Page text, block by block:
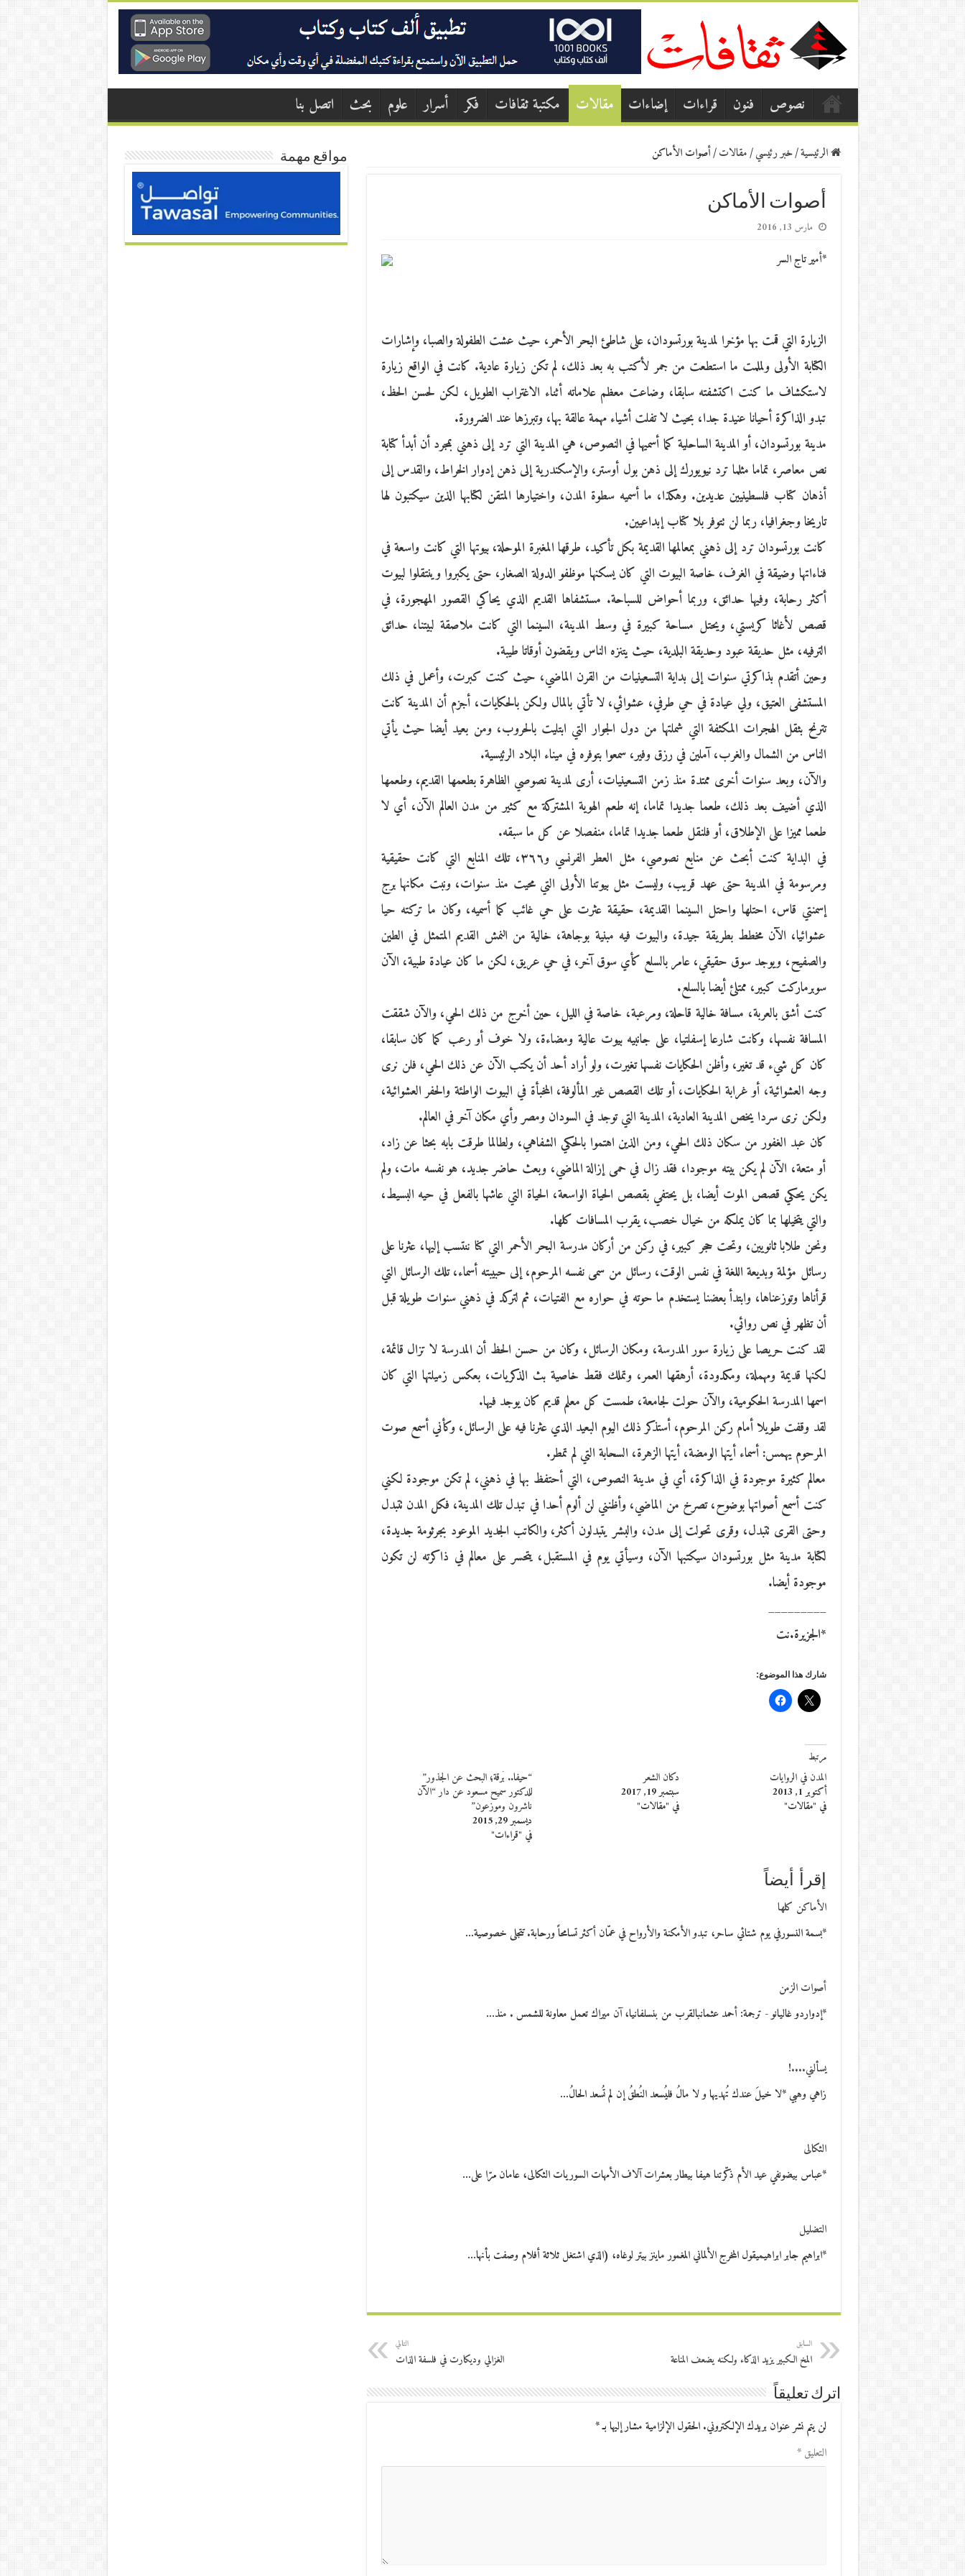
نصوص فنون قراءات إضاءات مقالات مكتبة ثقافات فكر أسرار علوم بحث اتصل بنا
الرئيسية/خبر رئيسي/مقالات/أصوات الأماكن
أصوات الأماكن
مارس 13, 2016
*أمير تاج السر
الزيارة التي قمت بها مؤخرا لمدينة بورتسودان، على شاطئ البحر الأحمر، حيث عشت الطفولة والصبا، وإشارات
الكتابة الأولى ولملمت ما استطعت من جمر لأكتب به بعد ذلك، لم تكن زيارة عادية. كانت في الواقع زيارة
لاستكشاف ما كنت اكتشفته سابقا، وضاعت معظم علاماته أثناء الاغتراب الطويل، لكن لحسن الحظ،
تبدو الذاكرة أحيانا عنيدة جدا، بحيث لا تفلت أشياء مهمة عالقة بها، وتبرزها عند الضرورة.
مدينة بورتسودان، أو المدينة الساحلية كما أسميها في النصوص، هي المدينة التي ترد إلى ذهني بمجرد أن أبدأ كتابة
نص معاصر، تماما مثلما ترد نيويورك إلى ذهن بول أوستر، والإسكندرية إلى ذهن إدوار الخراط، والقدس إلى
أذهان كتاب فلسطينيين عديدين. وهكذا، ما أسميه سطوة المدن، واختيارها المتقن لكتابها الذين سيكتبون لها
تاريخا وجغرافيا، ربما لن تتوفر بلا كتاب إبداعيين.
كانت بورتسودان ترد إلى ذهني بمعالمها القديمة بكل تأكيد، طرقها المغبرة الموحلة، بيوتها التي كانت واسعة في
فناءاتها وضيقة في الغرف، خاصة البيوت التي كان يسكنها موظفو الدولة الصغار، حتى يكبروا وينتقلوا لبيوت
أكثر رحابة، وفيها حدائق، وربما أحواض للسباحة. مستشفاها القديم الذي يحاكي القصور المهجورة، في
قصص لأغاثا كريستي، ويحتل مساحة كبيرة في وسط المدينة، السينما التي كانت ملاصقة لبيتنا، حدائق
الترفيه، مثل حديقة عبود وحديقة البلدية، حيث يتنزه الناس ويقضون أوقاتا طيبة.
وحين أتقدم بذاكرتي سنوات إلى بداية التسعينيات من القرن الماضي، حيث كنت كبرت، وأعمل في ذلك
المستشفى العتيق، ولي عيادة في حي طرفي، عشوائي، لا تأتي بالمال ولكن بالحكايات، أجزم أن المدينة كانت
تترنح بثقل الهجرات المكثفة التي شملتها من دول الجوار التي ابتليت بالحروب، ومن بعيد أيضا حيث يأتي
الناس من الشمال والغرب، آملين في رزق وفير، سمعوا بتوفره في ميناء البلاد الرئيسية.
والآن، وبعد سنوات أخرى ممتدة منذ زمن التسعينيات، أرى لمدينة نصوصي الظاهرة بطعمها القديم، وطعمها
الذي أضيف بعد ذلك، طعما جديدا تماما، إنه طعم الهوية المشتركة مع كثير من مدن العالم الآن، أي لا
طعما مميزا على الإطلاق، أو فلنقل طعما جديدا تماما، منفصلا عن كل ما سبقه.
في البداية كنت أبحث عن منابع نصوصي، مثل العطر الفرنسي و٣٦٦، تلك المنابع التي كانت حقيقية
ومرسومة في المدينة حتى عهد قريب، وليست مثل بيوتنا الأولى التي محيت منذ سنوات، ونبت مكانها برج
إسمنتي قاس، احتلها واحتل السينما القديمة، حقيقة عثرت على حي غائب كما أسميه، وكان ما تركته حيا
عشوائيا، الآن مخطط بطريقة جيدة، والبيوت فيه مبنية بوجاهة، خالية من النمش القديم المتمثل في الطين
والصفيح، ويوجد سوق حقيقي، عامر بالسلع كأي سوق آخر، في حي عريق، لكن ما كان عيادة طبية، الآن
سوبرماركت كبير، ممتلئ أيضا بالسلع.
كنت أشق بالعربة، مسافة خالية قاحلة، ومرعبة، خاصة في الليل، حين أخرج من ذلك الحي، والآن شققت
المسافة نفسها، وكانت شارعا إسفلتيا، على جانبيه بيوت عالية ومضاءة، ولا خوف أو رعب كما كان سابقا،
كان كل شيء قد تغير، وأظن الحكايات نفسها تغيرت، ولو أراد أحد أن يكتب الآن عن ذلك الحي، فلن نرى
وجه العشوائية، أو غرابة الحكايات، أو تلك القصص غير المألوفة، المخبأة في البيوت الواطئة والحفر العشوائية،
ولكن نرى سردا يخص المدينة العادية، المدينة التي توجد في السودان ومصر وأي مكان آخر في العالم.
كان عبد الغفور من سكان ذلك الحي، ومن الذين اهتموا بالحكي الشفاهي، ولطالما طرقت بابه بحثا عن زاد،
أو متعة، الآن لم يكن بيته موجودا، فقد زال في حمى إزالة الماضي، وبعث حاضر جديد، هو نفسه مات، ولم
يكن يحكي قصص الموت أيضا، بل يحتفي بقصص الحياة الواسعة، الحياة التي عاشها بالفعل في حيه البسيط،
والتي يتخيلها بما كان يملكه من خيال خصب، يقرب المسافات كلها.
ونحن طلابا ثانويين، وتحت حجر كبير، في ركن من أركان مدرسة البحر الأحمر التي كنا ننتسب إليها، عثرنا على
رسائل مؤلمة وبديعة اللغة في نفس الوقت، رسائل من سمى نفسه المرحوم، إلى حبيبته أسماء، تلك الرسائل التي
قرأناها وتوزعناها، وابتدأ بعضنا يستخدم ما حوته في حواره مع الفتيات، ثم لتركد في ذهني سنوات طويلة قبل
أن تظهر في نص روائي.
لقد كنت حريصا على زيارة سور المدرسة، ومكان الرسائل، وكان من حسن الحظ أن المدرسة لا تزال قائمة،
لكنها قديمة ومهملة، ومكدودة، أرهقها العمر، وتملك فقط خاصية بث الذكريات، بعكس زميلتها التي كان
اسمها المدرسة الحكومية، والآن حولت لجامعة، طمست كل معلم قديم كان يوجد فيها.
لقد وقفت طويلا أمام ركن المرحوم، أستذكر ذلك اليوم البعيد الذي عثرنا فيه على الرسائل، وكأني أسمع صوت
المرحوم يهمس: أسماء أيتها الومضة، أيتها الزهرة، السحابة التي لم تمطر.
معالم كثيرة موجودة في الذاكرة، أي في مدينة النصوص، التي أحتفظ بها في ذهني، لم تكن موجودة لكني
كنت أسمع أصواتها بوضوح، تصرخ من الماضي، وأظنني لن ألوم أحدا في تبدل تلك المدينة، فكل المدن تتبدل
وحتى القرى تتبدل، وقرى تحولت إلى مدن، والبشر يتبدلون أكثر، والكاتب الجديد الموعود بجرثومة جديدة،
لكتابة مدينة مثل بورتسودان سيكتبها الآن، وسيأتي يوم في المستقبل، يتحسر على معالم في ذاكرته لن تكون
موجودة أيضا.
_________
*الجزيرة.نت
شارك هذا الموضوع:
مرتبط
المدن في الروايات
أكتوبر 1, 2013
في "مقالات"
دكان الشعر
سبتمبر 19, 2017
في "مقالات"
“حيفا.. بُرقة؛ البحث عن الجذور”
للدكتور سميح مسعود عن دار “الآن
ناشرون وموزعون”
ديسمبر 29, 2015
في "قراءات"
إقرأ أيضاً
الأماكن كلها
*بسمة النسورفي يوم شتائي ساحر، تبدو الأمكنة والأرواح في عمّان أكثر تسامحاً ورحابة. تتجلى خصوصية…
أصوات الزمن
*إدواردو غاليانو - ترجمة: أحمد عثمانبالقرب من بنسلفانيا، آن ميراك تعمل معاونة للشمس . منذ…
يسألني....!
زاهي وهبي *لا خيلَ عندك تُهديها و لا مالُ فليُسعد النُطقُ إن لم تُسعد الحالُ…
الثكالى
*عباس بيضونفي عيد الأم ذكّرتنا هيفا بيطار بعشرات آلاف الأمهات السوريات الثكالى، عامان مرّا على…
التضليل
*ابراهيم جابر ابراهيميقول المخرج الألماني المغمور ماينز بيتر لوغاه، (الذي اشتغل ثلاثة أفلام وصفت بأنها…
السابق
المخ الكبير يزيد الذكاء ولكنه يضعف المناعة
التالي
الغزالي وديكارت في فلسفة الذات
اترك تعليقاً
لن يتم نشر عنوان بريدك الإلكتروني. الحقول الإلزامية مشار إليها بـ*
التعليق*
مواقع مهمة